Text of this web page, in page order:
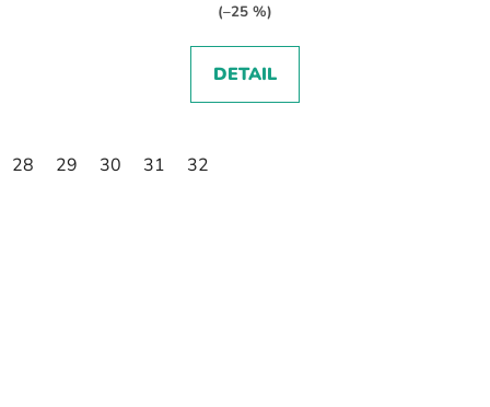
(–25 %)
DETAIL
28 29 30 31 32